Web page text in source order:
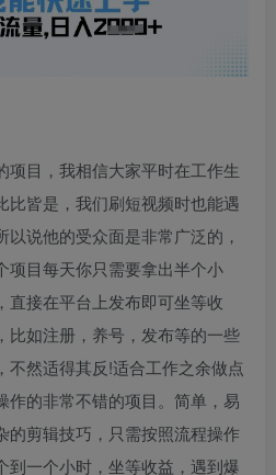
项目，我相信大家平时在工作生
比皆是，我们刷短视频时也能遇
说他的受众面是非常广泛的，
项目每天你只需要拿出半个小
直接在平台上发布即可坐等收
比如注册，养号，发布等的一些
不然适得其反!适合工作之余做点
作的非常不错的项目。简单，易
的剪辑技巧，只需按照流程操作
到一个小时，坐等收益，遇到爆